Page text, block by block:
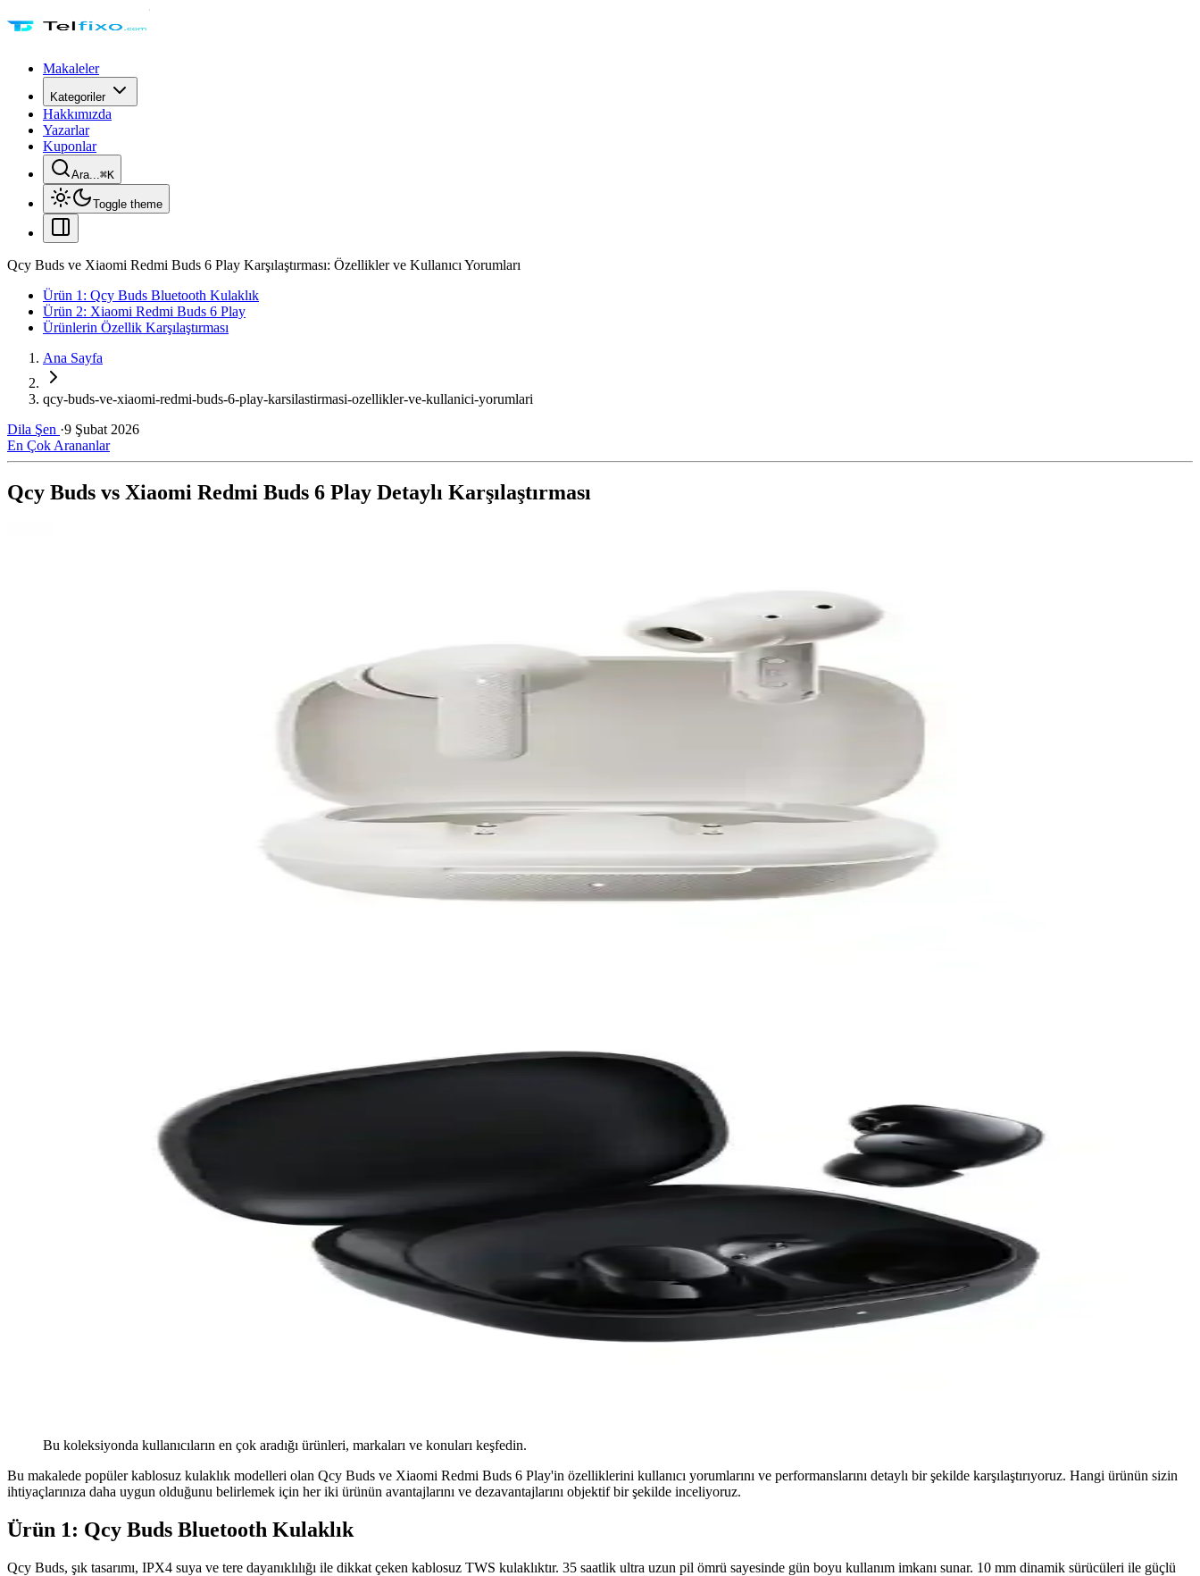
Makaleler
Kategoriler
Hakkımızda
Yazarlar
Kuponlar
Ara...⌘K
Toggle theme
Qcy Buds ve Xiaomi Redmi Buds 6 Play Karşılaştırması: Özellikler ve Kullanıcı Yorumları
Ürün 1: Qcy Buds Bluetooth Kulaklık
Ürün 2: Xiaomi Redmi Buds 6 Play
Ürünlerin Özellik Karşılaştırması
Ana Sayfa
qcy-buds-ve-xiaomi-redmi-buds-6-play-karsilastirmasi-ozellikler-ve-kullanici-yorumlari
Dila Şen ·9 Şubat 2026
En Çok Arananlar
Qcy Buds vs Xiaomi Redmi Buds 6 Play Detaylı Karşılaştırması
Bu koleksiyonda kullanıcıların en çok aradığı ürünleri, markaları ve konuları keşfedin.
Bu makalede popüler kablosuz kulaklık modelleri olan Qcy Buds ve Xiaomi Redmi Buds 6 Play'in özelliklerini kullanıcı yorumlarını ve performanslarını detaylı bir şekilde karşılaştırıyoruz. Hangi ürünün sizin
ihtiyaçlarınıza daha uygun olduğunu belirlemek için her iki ürünün avantajlarını ve dezavantajlarını objektif bir şekilde inceliyoruz.
Ürün 1: Qcy Buds Bluetooth Kulaklık
Qcy Buds, şık tasarımı, IPX4 suya ve tere dayanıklılığı ile dikkat çeken kablosuz TWS kulaklıktır. 35 saatlik ultra uzun pil ömrü sayesinde gün boyu kullanım imkanı sunar. 10 mm dinamik sürücüleri ile güçlü